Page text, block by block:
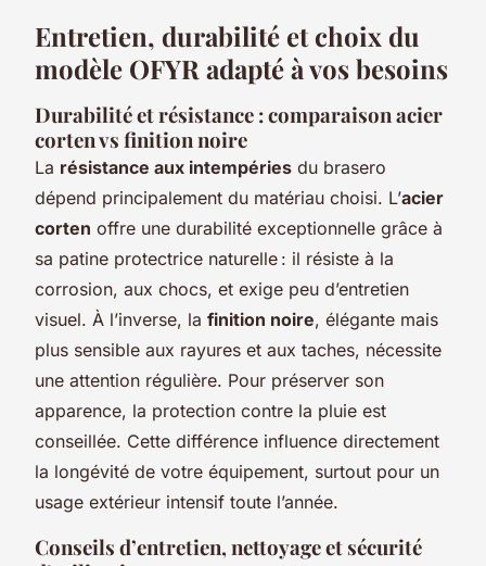
Entretien, durabilité et choix du
modèle OFYR adapté à vos besoins
Durabilité et résistance : comparaison acier
corten vs finition noire
La résistance aux intempéries du brasero
dépend principalement du matériau choisi. L’acier
corten offre une durabilité exceptionnelle grâce à
sa patine protectrice naturelle : il résiste à la
corrosion, aux chocs, et exige peu d’entretien
visuel. À l’inverse, la finition noire, élégante mais
plus sensible aux rayures et aux taches, nécessite
une attention régulière. Pour préserver son
apparence, la protection contre la pluie est
conseillée. Cette différence influence directement
la longévité de votre équipement, surtout pour un
usage extérieur intensif toute l’année.
Conseils d’entretien, nettoyage et sécurité